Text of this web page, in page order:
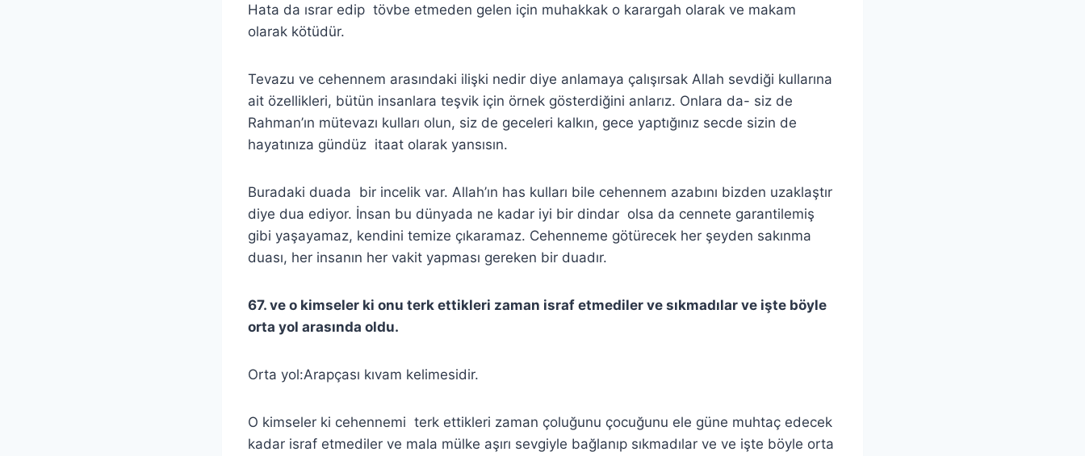
Hata da ısrar edip tövbe etmeden gelen için muhakkak o karargah olarak ve makam
olarak kötüdür.
Tevazu ve cehennem arasındaki ilişki nedir diye anlamaya çalışırsak Allah sevdiği kullarına
ait özellikleri, bütün insanlara teşvik için örnek gösterdiğini anlarız. Onlara da- siz de
Rahman’ın mütevazı kulları olun, siz de geceleri kalkın, gece yaptığınız secde sizin de
hayatınıza gündüz itaat olarak yansısın.
Buradaki duada bir incelik var. Allah’ın has kulları bile cehennem azabını bizden uzaklaştır
diye dua ediyor. İnsan bu dünyada ne kadar iyi bir dindar olsa da cennete garantilemiş
gibi yaşayamaz, kendini temize çıkaramaz. Cehenneme götürecek her şeyden sakınma
duası, her insanın her vakit yapması gereken bir duadır.
67. ve o kimseler ki onu terk ettikleri zaman israf etmediler ve sıkmadılar ve işte böyle
orta yol arasında oldu.
Orta yol:Arapçası kıvam kelimesidir.
O kimseler ki cehennemi terk ettikleri zaman çoluğunu çocuğunu ele güne muhtaç edecek
kadar israf etmediler ve mala mülke aşırı sevgiyle bağlanıp sıkmadılar ve ve işte böyle orta